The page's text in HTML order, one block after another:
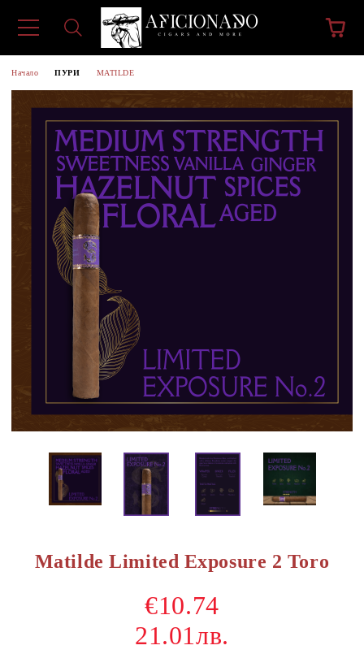
Начало ПУРИ MATILDE
Matilde Limited Exposure 2 Toro
€10.74
21.01лв.